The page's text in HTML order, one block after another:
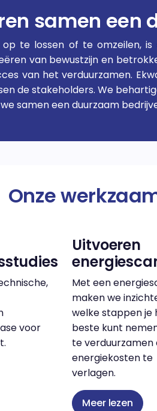
samen een
te lossen of te omzeilen,
van bewustzijn en
van het verduurzamen.
de stakeholders. We
samen een duurzaam
Onze
voor
Uitvoeren
Met een
maken we
welke stappen je
beste kunt
te verduurzamen
energiekosten te
verlagen.
Meer lezen